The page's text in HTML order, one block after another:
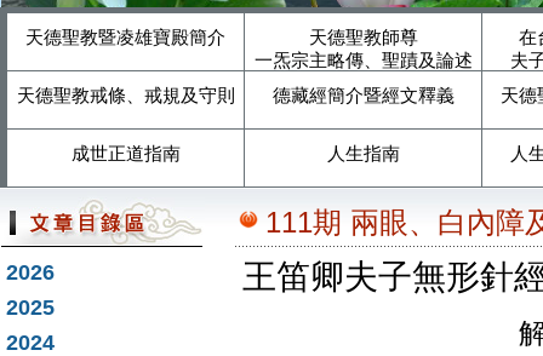
天德聖教暨凌雄寶殿簡介
天德聖教師尊
一炁宗主略傳、聖蹟及論述
在
夫
天德聖教戒條、戒規及守則
德藏經簡介暨經文釋義 天德
成世正道指南 人生指南 人
2026
2025
2024
111期 兩眼、白內障
王笛卿夫子無形針
解